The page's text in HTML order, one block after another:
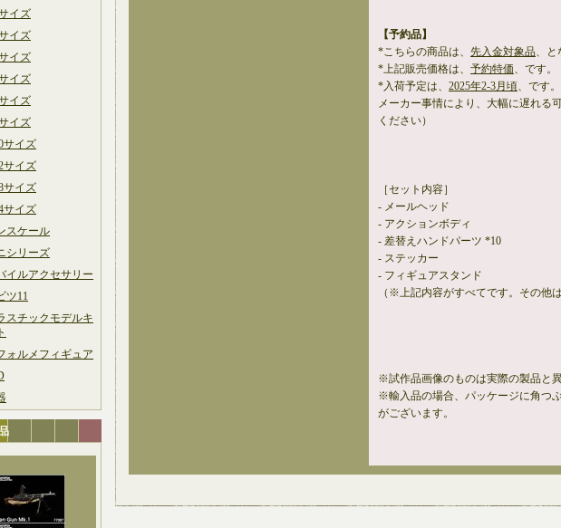
イズ
イズ
イズ
イズ
イズ
イズ
サイズ
サイズ
サイズ
サイズ
スケール
シリーズ
イルアクセサリー
ツ11
スチックモデルキ
ォルメフィギュア
【予約品】
*こちらの商品は、 先入金対象品、と
*上記販売価格は、 予約特価、です。
*入荷予定は、 2025年2-3月頃、です
メーカー事情により、大幅に遅れる
ください）
［セット内容］
- メールヘッド
- アクションボディ
- 差替えハンドパーツ *10
- ステッカー
- フィギュアスタンド
（※上記内容がすべてです。その他
※試作品画像のものは実際の製品と
※輸入品の場合、パッケージに角つ
がございます。